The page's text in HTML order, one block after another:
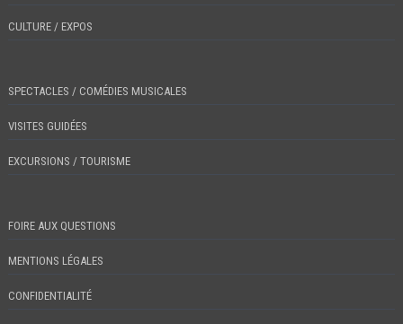
CULTURE / EXPOS
SPECTACLES / COMÉDIES MUSICALES
VISITES GUIDÉES
EXCURSIONS / TOURISME
FOIRE AUX QUESTIONS
MENTIONS LÉGALES
CONFIDENTIALITÉ